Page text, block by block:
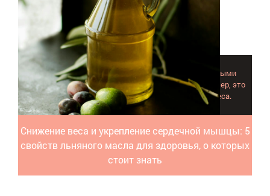
Снижение веса и укрепление сердечной мышцы: 5
свойств льняного масла для здоровья, о которых
стоит знать
Потенциальная польза масла льна доказана научными
исследованиями, которым и посвящен обзор.Например, это
незаменимый помощник в борьбе за снижение веса.